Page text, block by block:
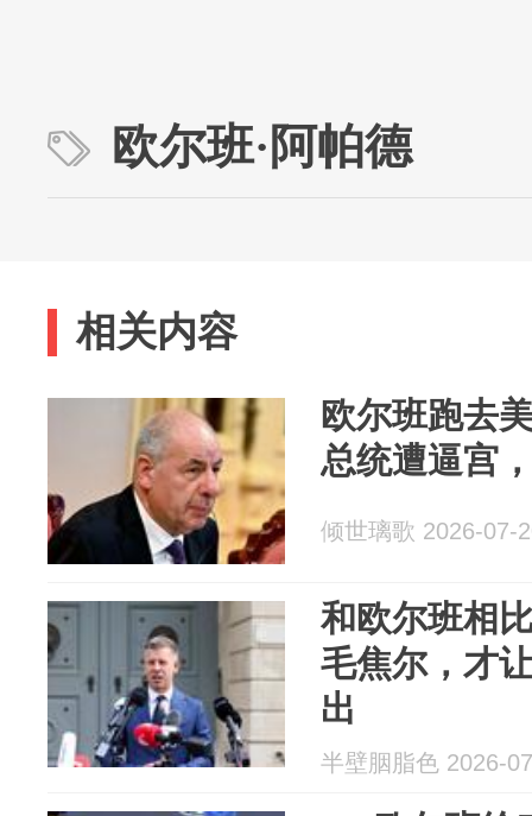
欧尔班·阿帕德
相关内容
欧尔班跑去
总统遭逼宫
倾世璃歌 2026-07-
和欧尔班相
毛焦尔，才
出
半壁胭脂色 2026-